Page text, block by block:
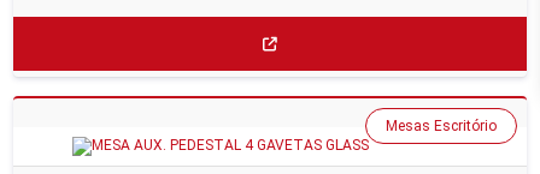
Mesas Escritório